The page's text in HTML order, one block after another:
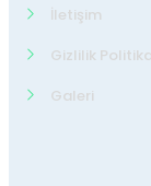
İletişim
Gizlilik
Galeri